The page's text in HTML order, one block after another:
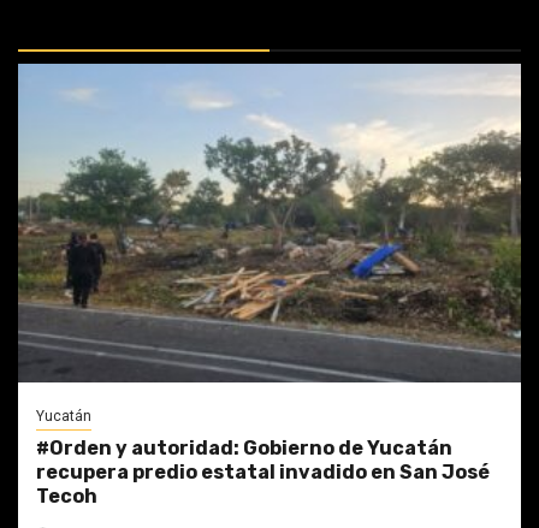
Yucatán
#Orden y autoridad: Gobierno de Yucatán
recupera predio estatal invadido en San José
Tecoh